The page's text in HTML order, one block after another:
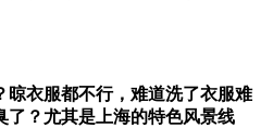
晾衣服都不行，难道洗了衣服难
了？尤其是上海的特色风景线